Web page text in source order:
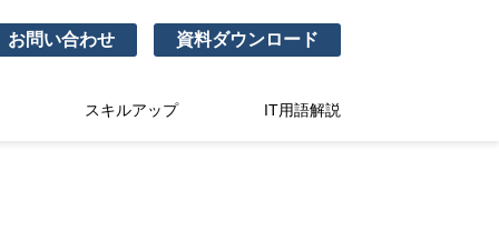
お問い合わせ 資料ダウンロード
スキルアップ IT用語解説